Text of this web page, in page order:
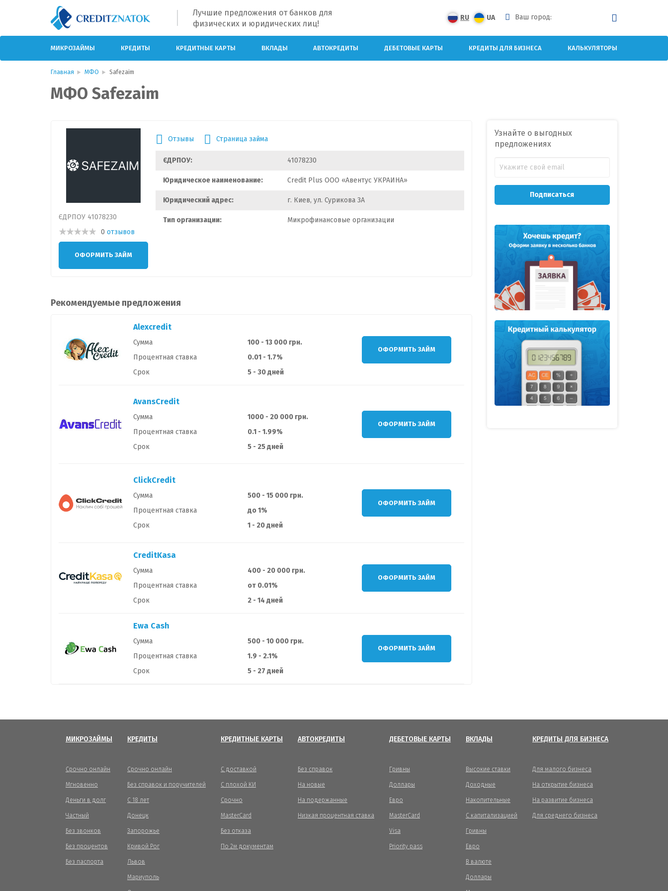
Лучшие предложения от банков для
физических и юридических лиц!
RU UA Ваш город:
МИКРОЗАЙМЫ КРЕДИТЫ КРЕДИТНЫЕ КАРТЫ ВКЛАДЫ АВТОКРЕДИТЫ ДЕБЕТОВЫЕ КАРТЫ КРЕДИТЫ ДЛЯ БИЗНЕСА КАЛЬКУЛЯТОРЫ
Главная МФО Safezaim
МФО Safezaim
ЄДРПОУ 41078230
0 отзывов
ОФОРМИТЬ ЗАЙМ
Отзывы Страница займа
ЄДРПОУ: 41078230
Юридическое наименование: Сredit Plus ООО «Авентус УКРАИНА»
Юридический адрес: г. Киев, ул. Сурикова 3А
Тип организации: Микрофинансовые организации
Рекомендуемые предложения
Alexcredit
Сумма
100 - 13 000 грн.
Процентная ставка
0.01 - 1.7%
Срок
5 - 30 дней
ОФОРМИТЬ ЗАЙМ
AvansCredit
Сумма
1000 - 20 000 грн.
Процентная ставка
0.1 - 1.99%
Срок
5 - 25 дней
ОФОРМИТЬ ЗАЙМ
ClickCredit
Сумма
500 - 15 000 грн.
Процентная ставка
до 1%
Срок
1 - 20 дней
ОФОРМИТЬ ЗАЙМ
CreditKasa
Сумма
400 - 20 000 грн.
Процентная ставка
от 0.01%
Срок
2 - 14 дней
ОФОРМИТЬ ЗАЙМ
Ewa Cash
Сумма
500 - 10 000 грн.
Процентная ставка
1.9 - 2.1%
Срок
5 - 27 дней
ОФОРМИТЬ ЗАЙМ
Узнайте о выгодных
предложениях
Подписаться
МИКРОЗАЙМЫ
Срочно онлайн
Мгновенно
Деньги в долг
Частный
Без звонков
Без процентов
Без паспорта
КРЕДИТЫ
Срочно онлайн
Без справок и поручителей
С 18 лет
Донецк
Запорожье
Кривой Рог
Львов
Мариуполь
КРЕДИТНЫЕ КАРТЫ
С доставкой
С плохой КИ
Срочно
MasterCard
Без отказа
По 2м документам
АВТОКРЕДИТЫ
Без справок
На новые
На подержанные
Низкая процентная ставка
ДЕБЕТОВЫЕ КАРТЫ
Гривны
Доллары
Евро
MasterCard
Visa
Priority pass
ВКЛАДЫ
Высокие ставки
Доходные
Накопительные
С капитализацией
Гривны
Евро
В валюте
Доллары
КРЕДИТЫ ДЛЯ БИЗНЕСА
Для малого бизнеса
На открытие бизнеса
На развитие бизнеса
Для среднего бизнеса